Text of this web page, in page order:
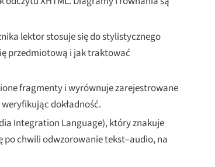
lektor stosuje się do stylistycznego
przedmiotową i jak traktować
fragmenty i wyrównuje zarejestrowane
dokładność.
Integration Language), który znakuje
chwili odwzorowanie tekst–audio, na